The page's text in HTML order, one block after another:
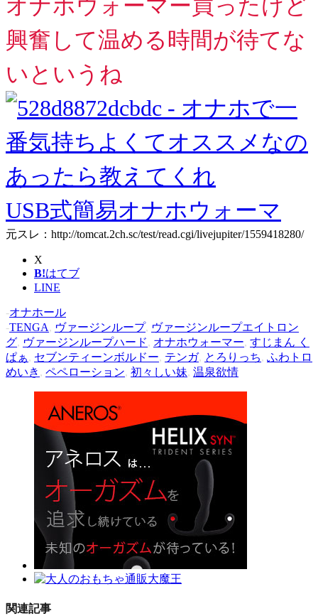
オナホウォーマー買ったけど
興奮して温める時間が待てな
いというね
USB式簡易オナホウォーマ
元スレ：http://tomcat.2ch.sc/test/read.cgi/livejupiter/1559418280/
X
B!はてブ
LINE
-オナホール
-TENGA, ヴァージンループ, ヴァージンループエイトロン
グ, ヴァージンループハード, オナホウォーマー, すじまん く
ぱぁ, セブンティーンボルドー, テンガ, とろりっち, ふわトロ
めいき , ペペローション, 初々しい妹, 温泉欲情
関連記事